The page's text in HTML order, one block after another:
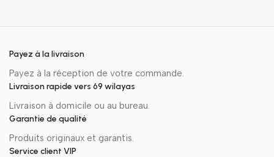
Payez à la livraison
Payez à la réception de votre commande.
Livraison rapide vers 69 wilayas
Livraison à domicile ou au bureau.
Garantie de qualité
Produits originaux et garantis.
Service client VIP